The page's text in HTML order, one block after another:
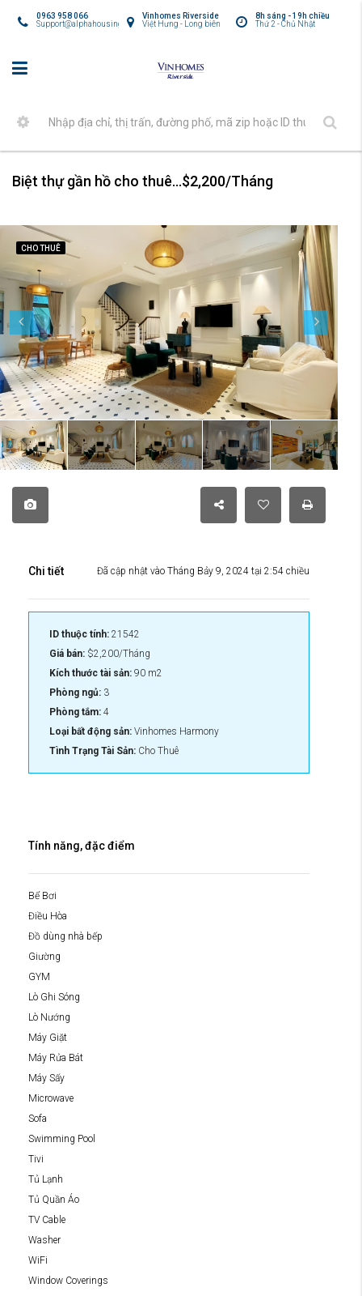
8h sáng - 19h chiều
Thứ 2 - Chủ Nhật
Vinhomes Riverside
Việt Hưng - Long biên
0963 958 066
Support@alphahousing.vn
Biệt thự gần hồ cho thuê tại Vinhomes Harmony$2,200/Tháng
CHO THUÊ
Chi tiết Đã cập nhật vào Tháng Bảy 9, 2024 tại 2:54 chiều
ID thuộc tính: 21542
Giá bán: $2,200/Tháng
Kích thước tài sản: 90 m2
Phòng ngủ: 3
Phòng tắm: 4
Loại bất động sản: Vinhomes Harmony
Tình Trạng Tài Sản: Cho Thuê
Tính năng, đặc điểm
Bể Bơi
Điều Hòa
Đồ dùng nhà bếp
Giường
GYM
Lò Ghi Sóng
Lò Nướng
Máy Giặt
Máy Rửa Bát
Máy Sấy
Microwave
Sofa
Swimming Pool
Tivi
Tủ Lạnh
Tủ Quần Áo
TV Cable
Washer
WiFi
Window Coverings